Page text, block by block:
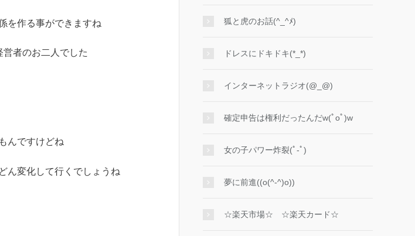
を作る事ができますね
者のお二人でした
んですけどね
ん変化して行くでしょうね
狐と虎のお話(^_^ﾒ)
ドレスにドキドキ(*_*)
インターネットラジオ(@_@)
確定申告は権利だったんだw(ﾟoﾟ)w
女の子パワー炸裂(ﾟ-ﾟ)
夢に前進((o(^-^)o))
☆楽天市場☆ ☆楽天カード☆